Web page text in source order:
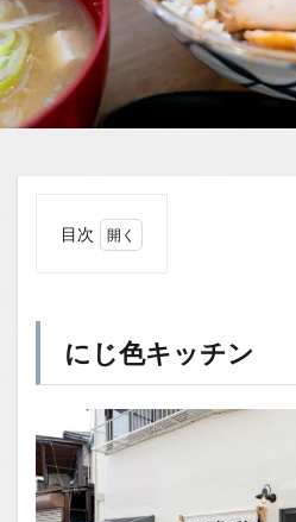
目次
ン
1.1
場所
1.2
You
Tube
にじ色キッチン